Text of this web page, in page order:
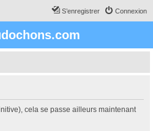
Connexion
S’enregistrer
cela se passe ailleurs maintenant